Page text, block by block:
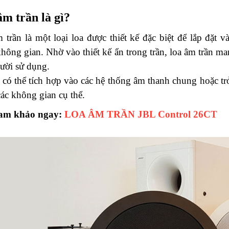
trần là gì?
trần là một loại loa được thiết kế đặc biệt để lắp đặt
gian. Nhờ vào thiết kế ẩn trong trần, loa âm trần
sử dụng.
thể tích hợp vào các hệ thống âm thanh chung hoặc
không gian cụ thể.
khảo ngay: LOA ÂM TRẦN JBL Control 26CT